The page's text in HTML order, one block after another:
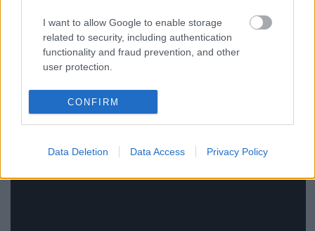
I want to allow Google to enable storage
related to security, including authentication
functionality and fraud prevention, and other
user protection.
CONFIRM
Data Deletion Data Access Privacy Policy